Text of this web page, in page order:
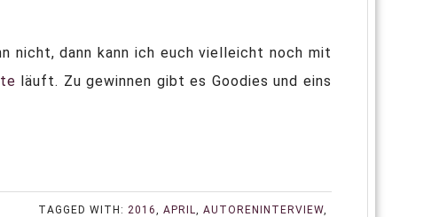
nicht, dann kann ich euch vielleicht noch mit
läuft. Zu gewinnen gibt es Goodies und eins
TAGGED WITH:2016,APRIL,AUTORENINTERVIEW,